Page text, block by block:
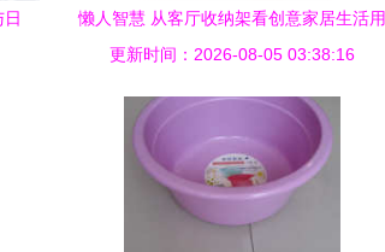
懒人智慧 从客厅收纳架看创意家居生活用
品的实用美学
更新时间：2026-08-05 03:38:16